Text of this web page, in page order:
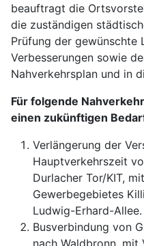
beauftragt die
die zuständigen
Prüfung der gewünschte
Verbesserungen sowie
Nahverkehrsplan und in
Für folgende
einen zukünftigen
Verlängerung der
Hauptverkehrszeit
Durlacher Tor/KIT,
Gewerbegebietes
Ludwig-Erhard-Allee.
Busverbindung von